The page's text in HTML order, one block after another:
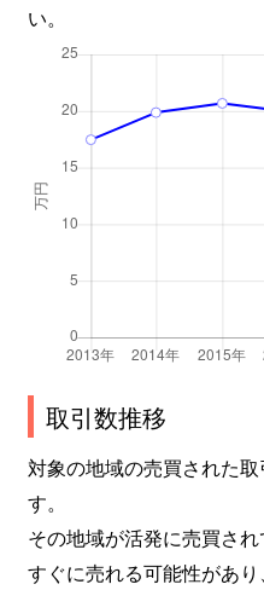
い。
取引数推移
対象の地域の売買された
す。
その地域が活発に売買さ
すぐに売れる可能性があ